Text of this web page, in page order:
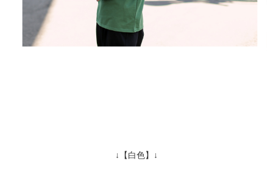
↓【白色】↓